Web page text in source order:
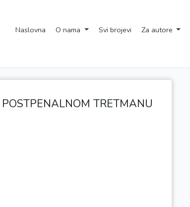
Naslovna O nama Svi brojevi Za autore
TRETMANU